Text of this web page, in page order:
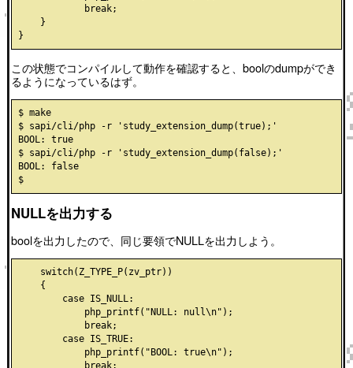
この状態でコンパイルして動作を確認すると、boolのdumpができ
るようになっているはず。
$ make
$ sapi/cli/php -r 'study_extension_dump(true);'
BOOL: true
$ sapi/cli/php -r 'study_extension_dump(false);'
BOOL: false
NULLを出力する
boolを出力したので、同じ要領でNULLを出力しよう。